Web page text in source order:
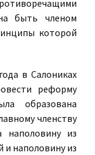
быть членом
которой
в Салониках
реформу
образована
членству
наполовину из
и наполовину из